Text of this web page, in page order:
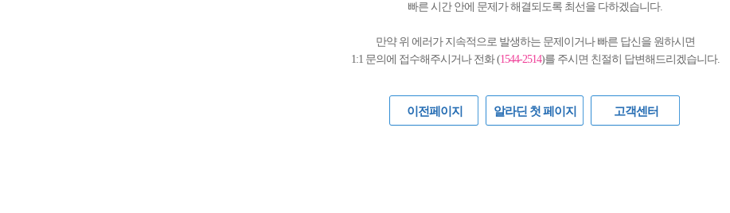
빠른 시간 안에 문제가 해결되도록 최선을 다하겠습니다.
만약 위 에러가 지속적으로 발생하는 문제이거나 빠른 답신을 원하시면
1:1 문의에 접수해주시거나 전화 (1544-2514)를 주시면 친절히 답변해드리겠습니다.
이전페이지 알라딘 첫 페이지 고객센터